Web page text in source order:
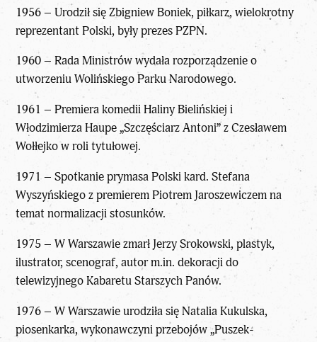
1956 – Urodził się Zbigniew Boniek, piłkarz, wielokrotny
reprezentant Polski, były prezes PZPN.
1960 – Rada Ministrów wydała rozporządzenie o
utworzeniu Wolińskiego Parku Narodowego.
1961 – Premiera komedii Haliny Bielińskiej i
Włodzimierza Haupe „Szczęściarz Antoni” z Czesławem
Wołłejko w roli tytułowej.
1971 – Spotkanie prymasa Polski kard. Stefana
Wyszyńskiego z premierem Piotrem Jaroszewiczem na
temat normalizacji stosunków.
1975 – W Warszawie zmarł Jerzy Srokowski, plastyk,
ilustrator, scenograf, autor m.in. dekoracji do
telewizyjnego Kabaretu Starszych Panów.
1976 – W Warszawie urodziła się Natalia Kukulska,
piosenkarka, wykonawczyni przebojów „Puszek-